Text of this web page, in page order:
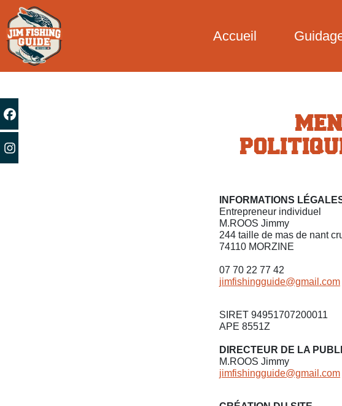
Accueil
INFORMATIONS
Entrepreneur individuel
M.ROOS Jimmy
244 taille de mas de nant
74110 MORZINE
07 70 22 77 42
jimfishingguide@gmail.com
SIRET 94951707200011
APE 8551Z
DIRECTEUR DE LA
M.ROOS Jimmy
jimfishingguide@gmail.com